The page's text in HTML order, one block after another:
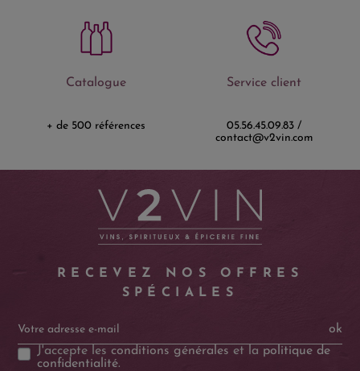
Catalogue
+ de 500 références
Service client
05.56.45.09.83 /
contact@v2vin.com
RECEVEZ NOS OFFRES
SPÉCIALES
ok
J'accepte lesconditions générales et la politique de
confidentialité.